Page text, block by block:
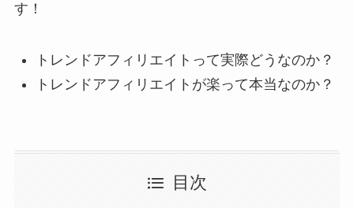
す！
トレンドアフィリエイトって実際どうなのか？
トレンドアフィリエイトが楽って本当なのか？
目次